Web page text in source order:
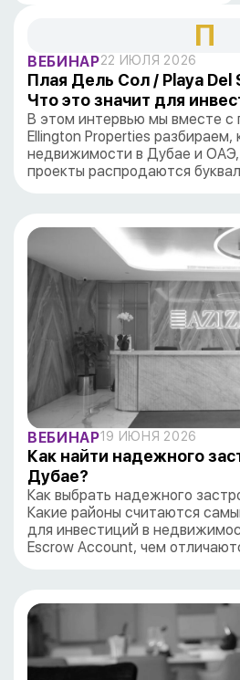
П
ВЕБИНАР22 ИЮЛЯ 2026
Плая Дель Сол / Playa Del
Что это значит для
В этом интервью мы вместе с
Ellington Properties разбираем,
недвижимости в Дубае и ОАЭ,
проекты распродаются
ВЕБИНАР19 ИЮНЯ 2026
Как найти надежного
Дубае?
Как выбрать надежного
Какие районы считаются
для инвестиций в
Escrow Account, чем